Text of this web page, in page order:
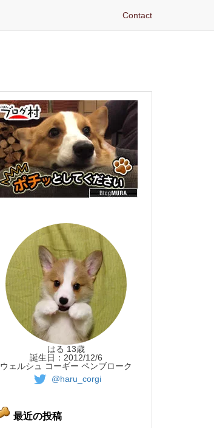
Contact
はる 13歳
誕生日：2012/12/6
ウェルシュ コーギー ペンブローク
@haru_corgi
最近の投稿